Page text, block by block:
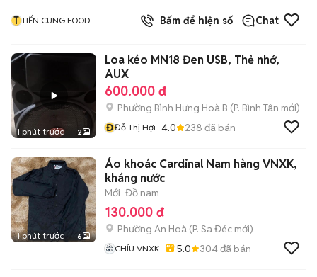
T TIẾN CUNG FOOD Bấm để hiện số Chat
1 phút trước 2
Loa kéo MN18 Đen USB, Thẻ nhớ,
AUX
600.000 đ
Phường Bình Hưng Hoà B (P. Bình Tân mới)
ĐĐỗ Thị Hợi 4.0 238 đã bán
1 phút trước 6
Áo khoác Cardinal Nam hàng VNXK,
kháng nước
Mới Đồ nam
130.000 đ
Phường An Hoà (P. Sa Đéc mới)
CHÍU VNXK 5.0 304đã bán